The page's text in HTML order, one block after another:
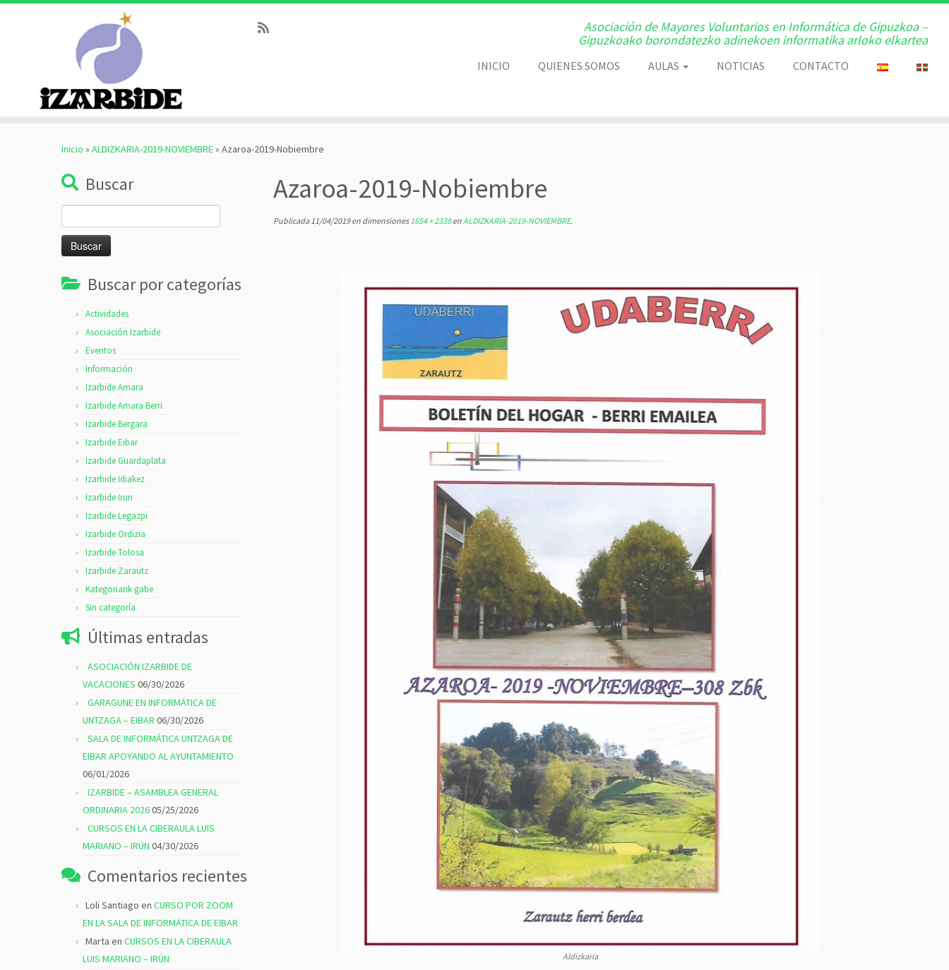
Asociación de Mayores Voluntarios en Informática de Gipuzkoa –
Gipuzkoako borondatezko adinekoen informatika arloko elkartea
INICIO QUIENES SOMOS AULAS NOTICIAS CONTACTO
Inicio » ALDIZKARIA-2019-NOVIEMBRE» Azaroa-2019-Nobiembre
Buscar
Buscar por categorías
Actividades
Asociación Izarbide
Eventos
Información
Izarbide Amara
Izarbide Amara Berri
Izarbide Bergara
Izarbide Eibar
Izarbide Guardaplata
Izarbide Idiakez
Izarbide Irun
Izarbide Legazpi
Izarbide Ordizia
Izarbide Tolosa
Izarbide Zarautz
Kategoriarik gabe
Sin categoría
Últimas entradas
ASOCIACIÓN IZARBIDE DE
VACACIONES 06/30/2026
GARAGUNE EN INFORMÁTICA DE
UNTZAGA – EIBAR 06/30/2026
SALA DE INFORMÁTICA UNTZAGA DE
EIBAR APOYANDO AL AYUNTAMIENTO
06/01/2026
IZARBIDE – ASAMBLEA GENERAL
ORDINARIA 202605/25/2026
CURSOS EN LA CIBERAULA LUIS
MARIANO – IRÚN 04/30/2026
Comentarios recientes
Loli Santiago en CURSO POR ZOOM
EN LA SALA DE INFORMÁTICA DE EIBAR
Marta en CURSOS EN LA CIBERAULA
LUIS MARIANO – IRÚN
Azaroa-2019-Nobiembre
Publicada 11/04/2019en dimensiones1654 × 2338enALDIZKARIA-2019-NOVIEMBRE.
Aldizkaria